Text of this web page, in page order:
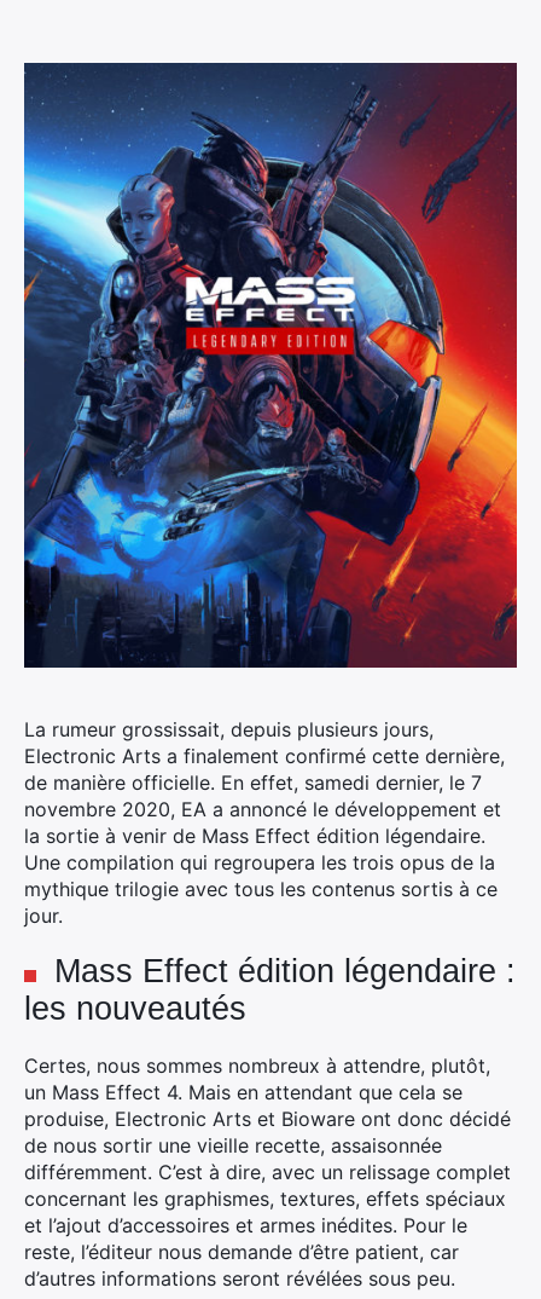
La rumeur grossissait, depuis plusieurs jours,
Electronic Arts a finalement confirmé cette dernière,
de manière officielle. En effet, samedi dernier, le 7
novembre 2020, EA a annoncé le développement et
la sortie à venir de Mass Effect édition légendaire.
Une compilation qui regroupera les trois opus de la
mythique trilogie avec tous les contenus sortis à ce
jour.
Mass Effect édition légendaire :
les nouveautés
Certes, nous sommes nombreux à attendre, plutôt,
un Mass Effect 4. Mais en attendant que cela se
produise, Electronic Arts et Bioware ont donc décidé
de nous sortir une vieille recette, assaisonnée
différemment. C’est à dire, avec un relissage complet
concernant les graphismes, textures, effets spéciaux
et l’ajout d’accessoires et armes inédites. Pour le
reste, l’éditeur nous demande d’être patient, car
d’autres informations seront révélées sous peu.